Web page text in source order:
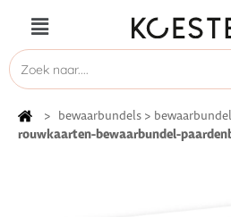
> bewaarbundels >
rouwkaarten-bewaarbundel-